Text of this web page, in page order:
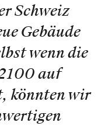
Schweiz
Gebäude
wenn die
auf
könnten wir